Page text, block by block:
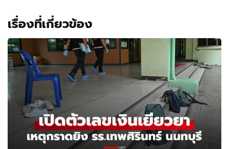
เรื่องที่เกี่ยวข้อง